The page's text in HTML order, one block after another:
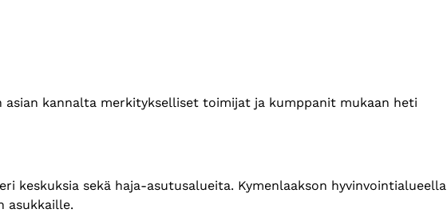
kannalta merkitykselliset toimijat ja kumppanit mukaan heti
keskuksia sekä haja-asutusalueita. Kymenlaakson hyvinvointialueella
asukkaille.